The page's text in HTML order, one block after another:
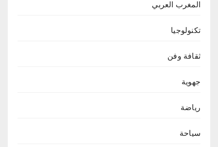
المغرب العربي
تكنولوجيا
ثقافة وفن
جهوية
رياضة
سياحة